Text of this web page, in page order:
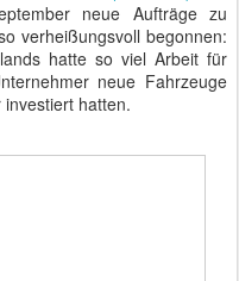
neue Aufträge zu
verheißungsvoll begonnen:
hatte so viel Arbeit für
neue Fahrzeuge
hatten.